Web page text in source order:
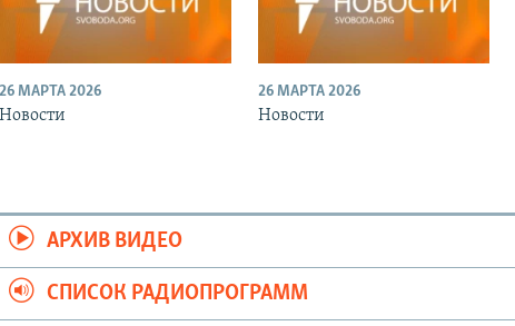
26 МАРТА 2026
Новости
26 МАРТА 2026
Новости
АРХИВ ВИДЕО
СПИСОК РАДИОПРОГРАММ